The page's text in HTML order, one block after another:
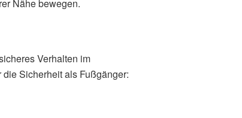
Nähe bewegen.
Verhalten im
Sicherheit als Fußgänger: